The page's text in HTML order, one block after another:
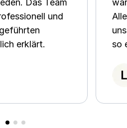
Das Team
und
erklärt.
so